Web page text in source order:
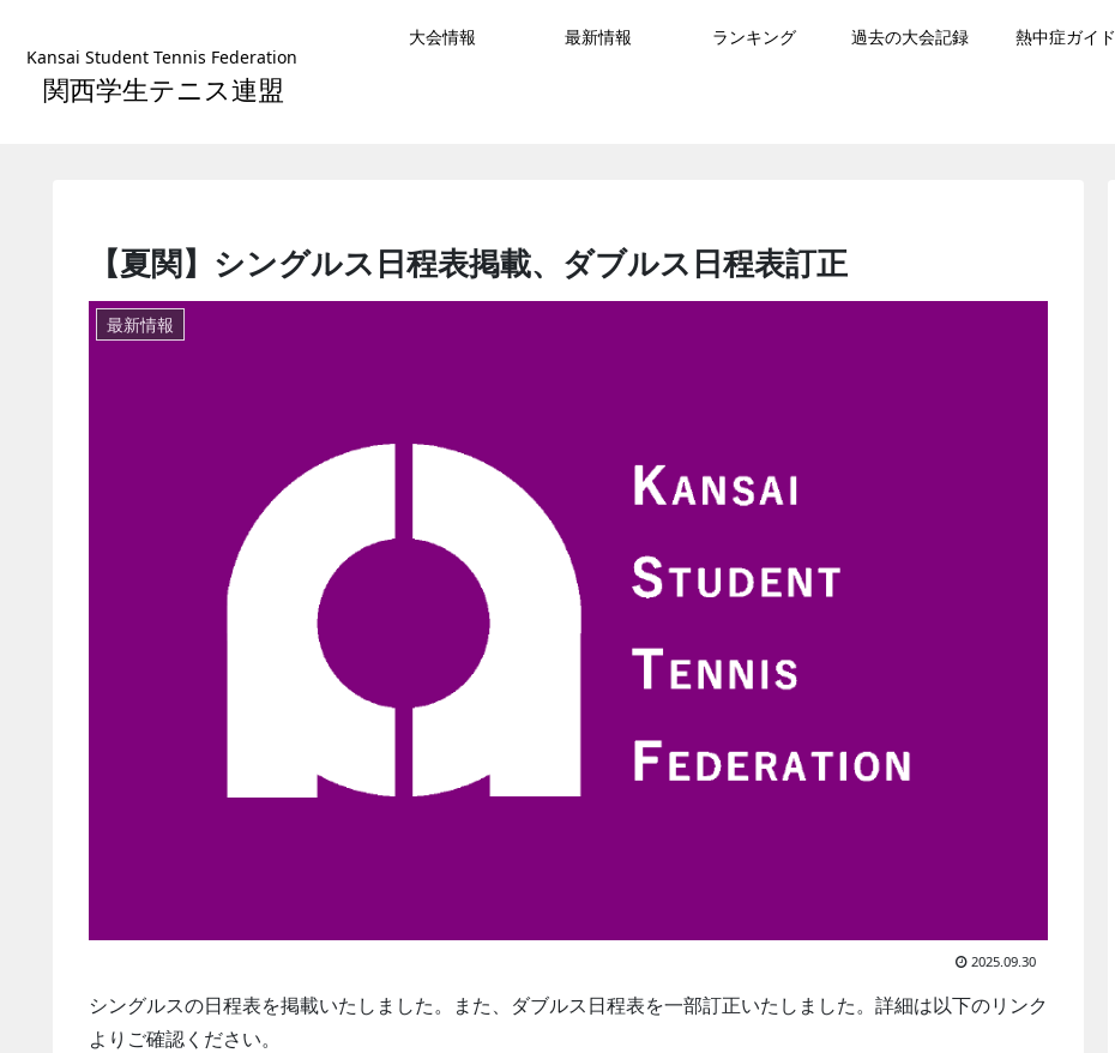
Kansai Student Tennis Federation
関西学生テニス連盟
大会情報 最新情報 ランキング 過去の大会記録 熱中症ガイド
【夏関】シングルス日程表掲載、ダブルス日程表訂正
最新情報
2025.09.30
シングルスの日程表を掲載いたしました。また、ダブルス日程表を一部訂正いたしました。詳細は以下のリンク
よりご確認ください。